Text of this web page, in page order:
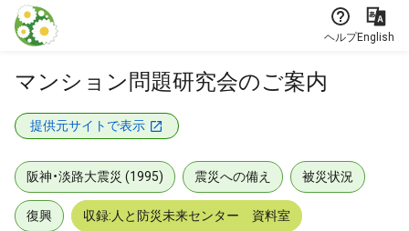
本文に飛ぶ
ヘルプEnglish
マンション問題研究会のご案内
提供元サイトで表示
阪神・淡路大震災 (1995) 震災への備え 被災状況
復興 収録:人と防災未来センター 資料室